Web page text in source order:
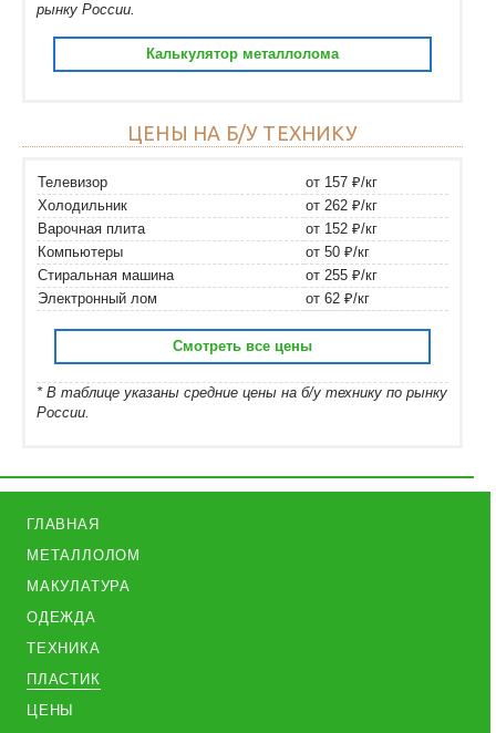
рынку России.
Калькулятор металлолома
ЦЕНЫ НА Б/У ТЕХНИКУ
Телевизор
от 157 ₽/кг
Холодильник
от 262 ₽/кг
Варочная плита
от 152 ₽/кг
Компьютеры
от 50 ₽/кг
Стиральная машина
от 255 ₽/кг
Электронный лом
от 62 ₽/кг
Смотреть все цены
* В таблице указаны средние цены на б/у технику по рынку
России.
ГЛАВНАЯ
МЕТАЛЛОЛОМ
МАКУЛАТУРА
ОДЕЖДА
ТЕХНИКА
ПЛАСТИК
ЦЕНЫ